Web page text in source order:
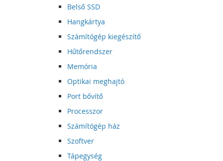
Belső SSD
Hangkártya
Számítógép kiegészítő
Hűtőrendszer
Memória
Optikai meghajtó
Port bővítő
Processzor
Számítógép ház
Szoftver
Tápegység